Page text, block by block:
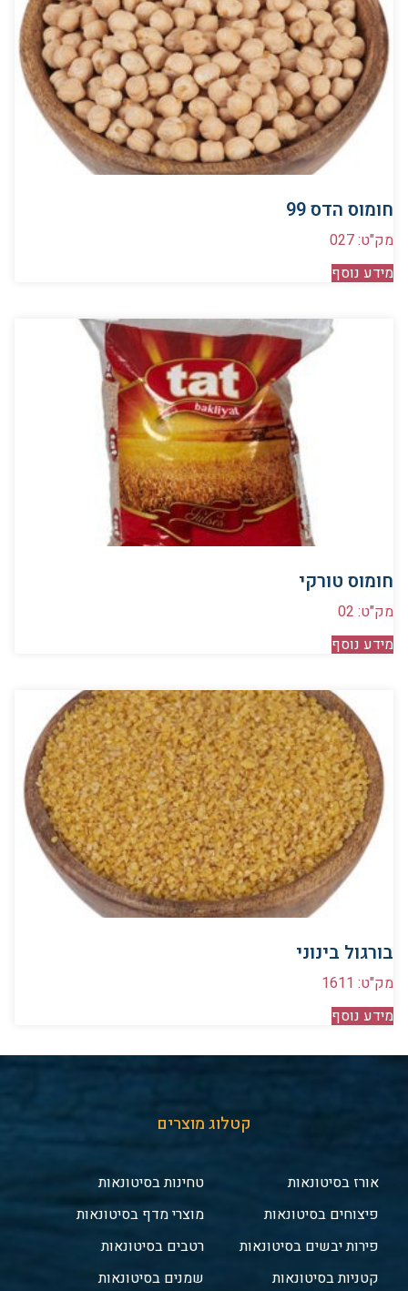
חומוס הדס 99
מק"ט: 027
מידע נוסף
חומוס טורקי
מק"ט: 02
מידע נוסף
בורגול בינוני
מק"ט: 1611
מידע נוסף
קטלוג מוצרים
אורז בסיטונאות
פיצוחים בסיטונאות
פירות יבשים בסיטונאות
קטניות בסיטונאות
טחינות בסיטונאות
מוצרי מדף בסיטונאות
רטבים בסיטונאות
שמנים בסיטונאות